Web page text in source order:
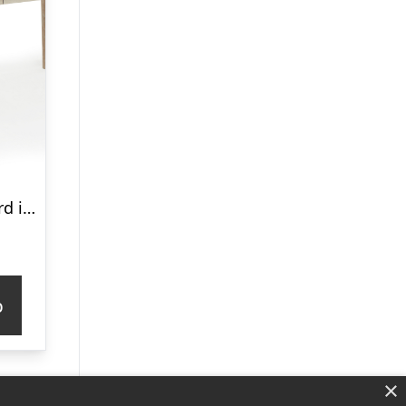
Tåsinge spisebord i hvidolieret ege finér 200(300) x 100 cm med tillægsplader
×